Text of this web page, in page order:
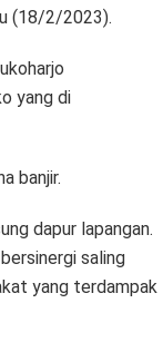
(18/2/2023).
yang di
banjir.
dapur lapangan.
saling
yang terdampak